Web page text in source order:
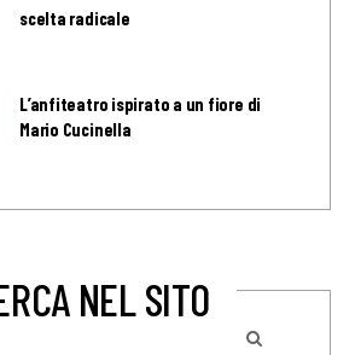
scelta radicale
L’anfiteatro ispirato a un fiore di
Mario Cucinella
NEL SITO